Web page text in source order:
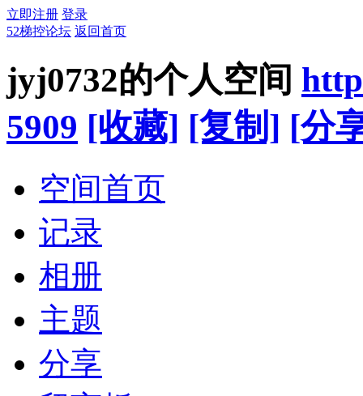
立即注册 登录
52梯控论坛 返回首页
jyj0732的个人空间
5909 [收藏] [复制] [分
空间首页
记录
相册
主题
分享